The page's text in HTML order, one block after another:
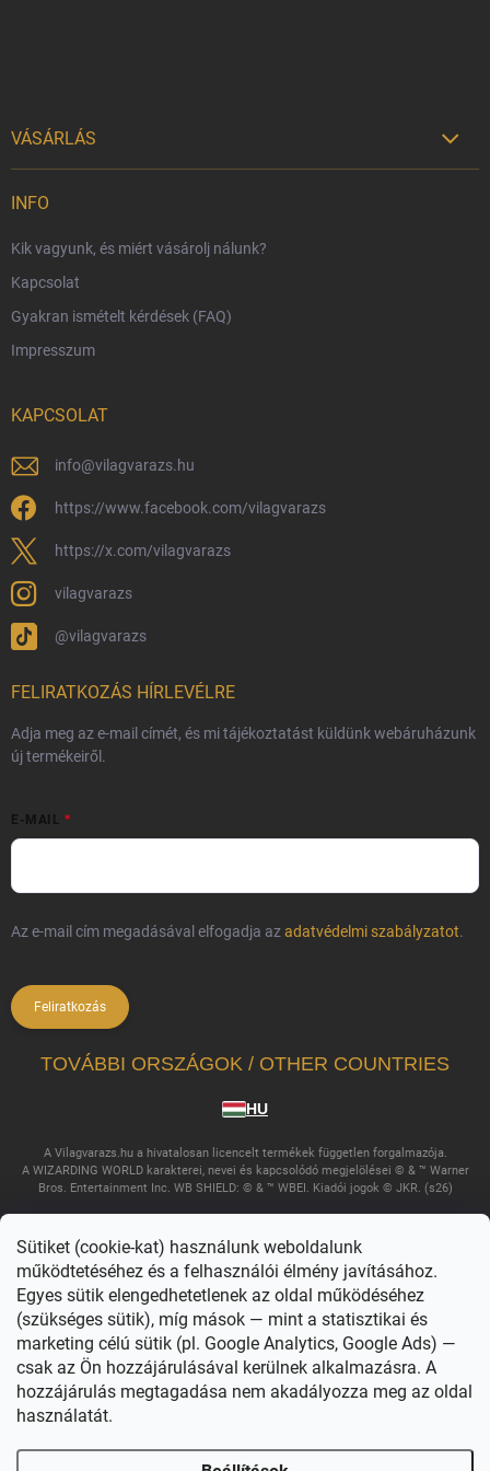
Sütiket (cookie-kat) használunk weboldalunk
működtetéséhez és a felhasználói élmény javításához.
Egyes sütik elengedhetetlenek az oldal működéséhez
(szükséges sütik), míg mások — mint a statisztikai és
marketing célú sütik (pl. Google Analytics, Google Ads) —
csak az Ön hozzájárulásával kerülnek alkalmazásra. A
hozzájárulás megtagadása nem akadályozza meg az oldal
használatát.
VÁSÁRLÁS 
Harry Potter bolt Magyarország
Rendelésem
Reklamáció és visszáru
Hűségprogram
Általános Szerződési Feltételek
Adatvédelmi feltételek
Fémjelzés és nemesfém-tájékoztató
INFO
Kik vagyunk, és miért vásárolj nálunk?
Kapcsolat
Gyakran ismételt kérdések (FAQ)
Impresszum
KAPCSOLAT
info@vilagvarazs.hu
https://www.facebook.com/vilagvarazs
https://x.com/vilagvarazs
vilagvarazs
@vilagvarazs
FELIRATKOZÁS HÍRLEVÉLRE
Adja meg az e-mail címét, és mi tájékoztatást küldünk webáruházunk
új termékeiről.
E-MAIL
Az e-mail cím megadásával elfogadja azadatvédelmi szabályzatot.
Feliratkozás
TOVÁBBI ORSZÁGOK / OTHER COUNTRIES
HU
A Vilagvarazs.hu a hivatalosan licencelt termékek független forgalmazója.
A WIZARDING WORLD karakterei, nevei és kapcsolódó megjelölései © & ™ Warner
Bros. Entertainment Inc. WB SHIELD: © & ™ WBEI. Kiadói jogok © JKR. (s26)
Copyright 2026Világvarázs. Minden jog fenntartva.Süti beállítások
szerkesztése